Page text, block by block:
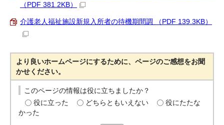
（PDF 381.2KB）
介護老人福祉施設新規入所者の待機期間調 （PDF 139.3KB）
より良いホームページにするために、ページのご感想をお聞
かせください。
このページの情報は役に立ちましたか？
役に立った
どちらともいえない
役にたたな
かった